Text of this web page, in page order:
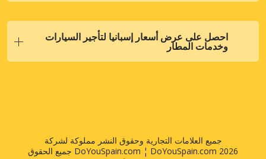
احصل على عرض أسعار إسبانيا لتأجير السيارات
وخدمات المطار
جميع العلامات التجارية وحقوق النشر مملوكة لشركة
DoYouSpain.com ¦ DoYouSpain.com 2026 جميع الحقوق